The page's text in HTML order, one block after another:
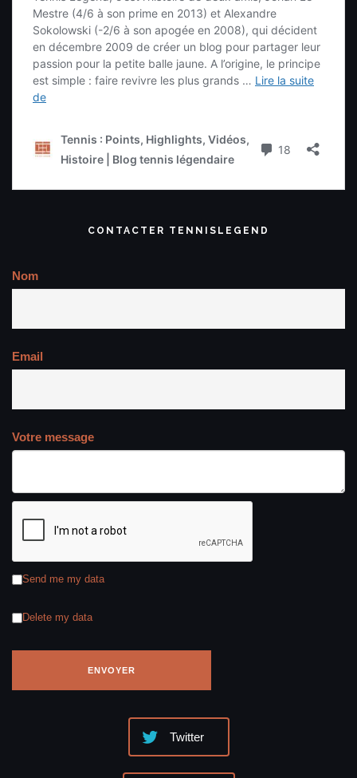
CONTACTER TENNISLEGEND
Nom
Email
Votre message
Send me my data
Delete my data
Twitter